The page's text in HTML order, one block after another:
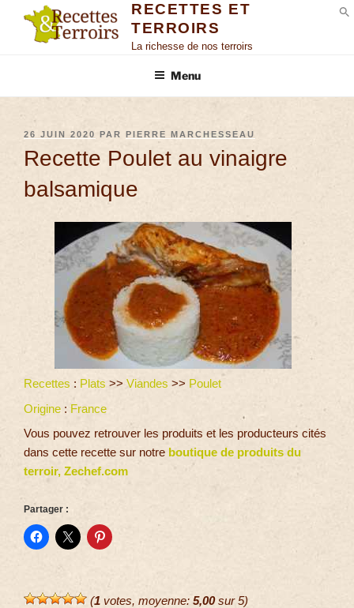
RECETTES ET
TERROIRS
La richesse de nos terroirs
Menu
26 JUIN 2020 PAR PIERRE MARCHESSEAU
Recette Poulet au vinaigre
balsamique
Recettes : Plats >> Viandes >> Poulet
Origine : France
Vous pouvez retrouver les produits et les producteurs cités
dans cette recette sur notre boutique de produits du
terroir, Zechef.com
Partager :
(1 votes, moyenne: 5,00sur 5)